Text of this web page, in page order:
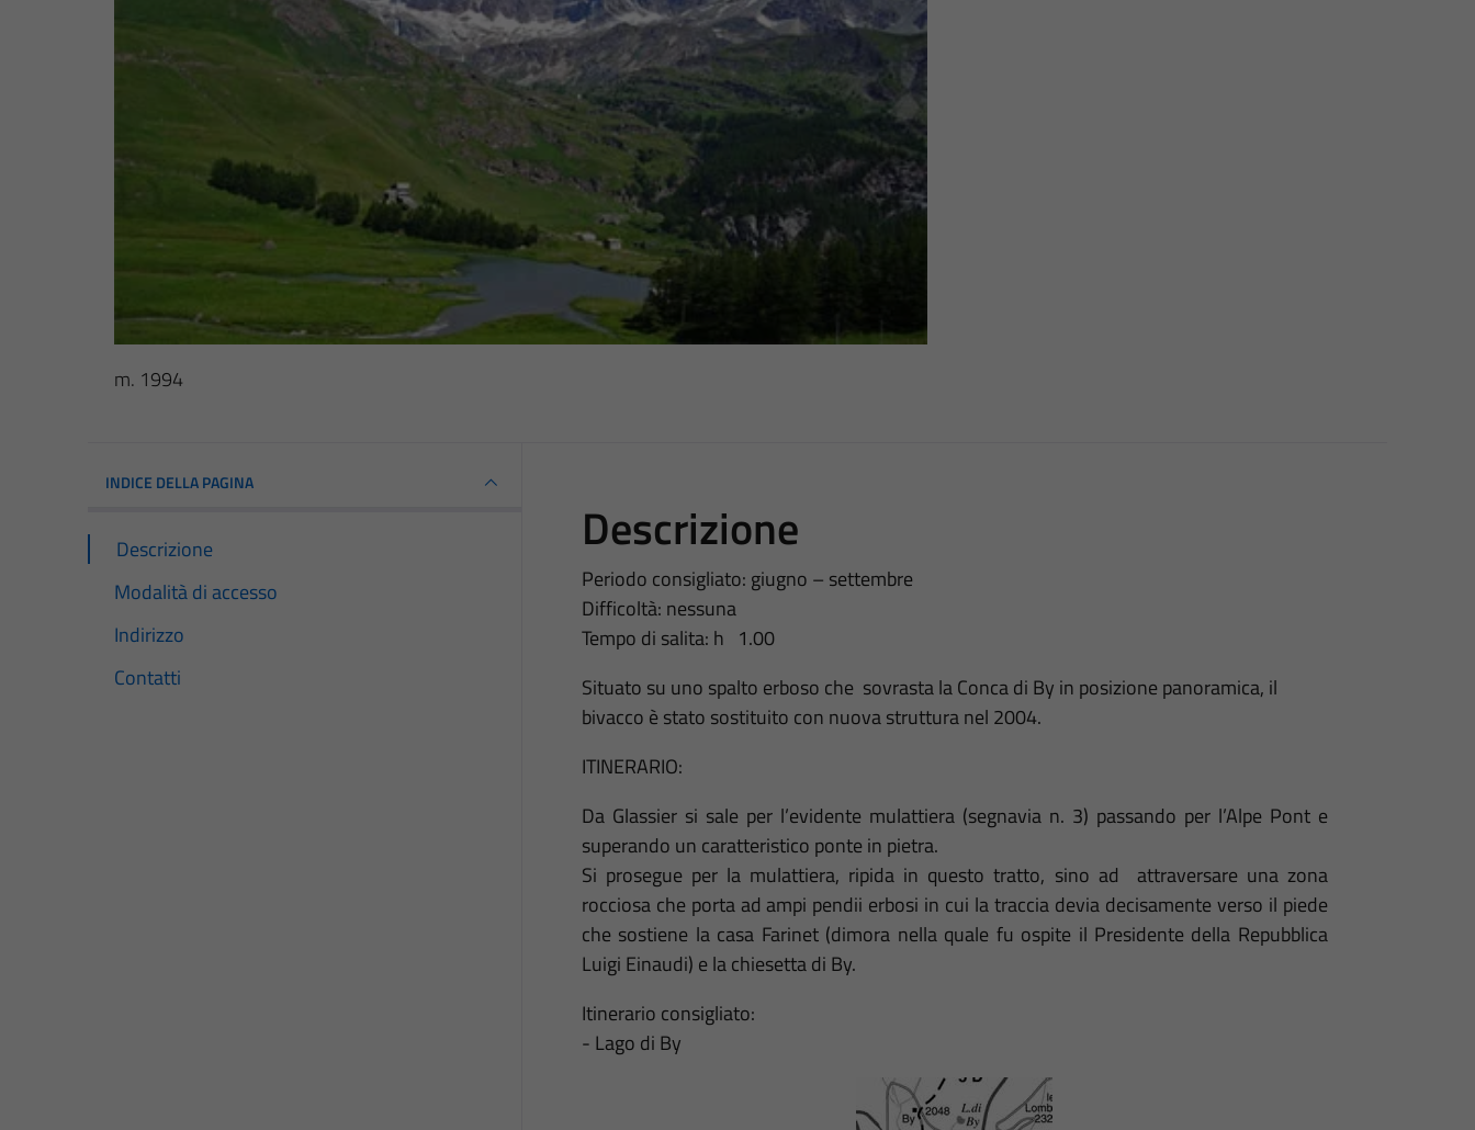
m. 1994
INDICE DELLA PAGINA
Descrizione
Modalità di accesso
Indirizzo
Contatti
Descrizione
Periodo consigliato: giugno – settembre
Difficoltà: nessuna
Tempo di salita: h 1.00
Situato su uno spalto erboso che sovrasta la Conca di By in posizione panoramica, il
bivacco è stato sostituito con nuova struttura nel 2004.
ITINERARIO:
Da Glassier si sale per l’evidente mulattiera (segnavia n. 3) passando per l’Alpe Pont e
superando un caratteristico ponte in pietra.
Si prosegue per la mulattiera, ripida in questo tratto, sino ad attraversare una zona
rocciosa che porta ad ampi pendii erbosi in cui la traccia devia decisamente verso il piede
che sostiene la casa Farinet (dimora nella quale fu ospite il Presidente della Repubblica
Luigi Einaudi) e la chiesetta di By.
Itinerario consigliato:
- Lago di By